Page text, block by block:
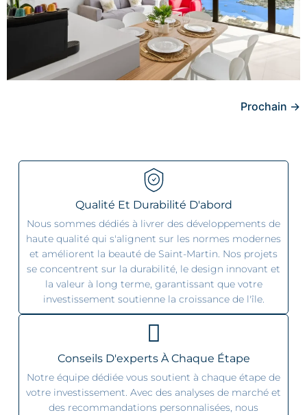
Prochain →
Qualité Et Durabilité D'abord
Nous sommes dédiés à livrer des développements de
haute qualité qui s'alignent sur les normes modernes
et améliorent la beauté de Saint-Martin. Nos projets
se concentrent sur la durabilité, le design innovant et
la valeur à long terme, garantissant que votre
investissement soutienne la croissance de l'île.
Conseils D'experts À Chaque Étape
Notre équipe dédiée vous soutient à chaque étape de
votre investissement. Avec des analyses de marché et
des recommandations personnalisées, nous